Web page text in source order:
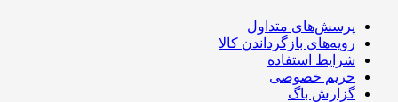
پرسش‌های متداول
رویه‌های بازگرداندن کالا
شرایط استفاده
حریم خصوصی
گزارش باگ